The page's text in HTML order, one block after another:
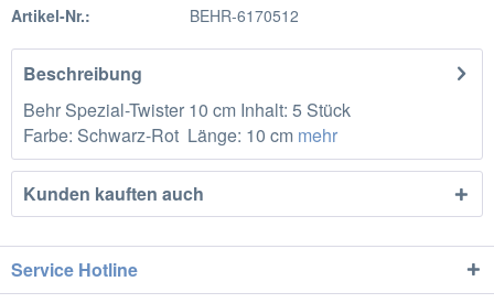
Artikel-Nr.: BEHR-6170512
Beschreibung
Behr Spezial-Twister 10 cm Inhalt: 5 Stück
Farbe: Schwarz-Rot Länge: 10 cm mehr
Kunden kauften auch
Service Hotline